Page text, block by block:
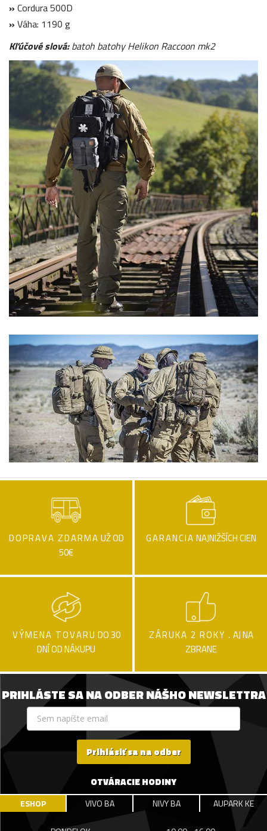
» Cordura 500D
» Váha: 1190 g
Kľúčové slová:batoh batohy Helikon Raccoon mk2
DOPRAVA ZDARMA UŽ OD
50€
GARANCIA NAJNIŽŠÍCH CIEN
VÝMENA TOVARU DO 30
DNÍ OD NÁKUPU
ZÁRUKA 2 ROKY . AJ NA
ZBRANE
PRIHLÁSTE SA NA ODBER NÁŠHO NEWSLETTRA
Prihlásiť sa na odber
OTVÁRACIE HODINY
ESHOP VIVO BA NIVY BA AUPARK KE